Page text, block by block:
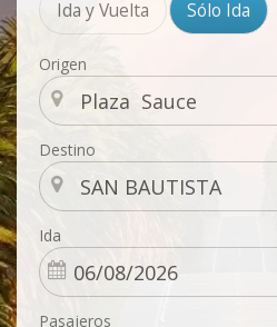
Ida y Vuelta Sólo Ida
Origen
Destino
Ida
Pasajeros